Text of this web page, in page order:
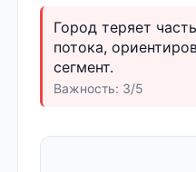
Город теряет
потока,
сегмент.
Важность: 3/5